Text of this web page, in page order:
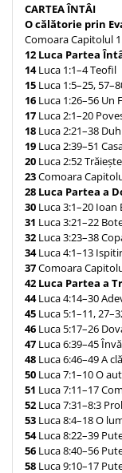
Diverse
Lupta Spirituala
Schimbarea
Slujire
Suferinta
Viata din belsug
Viata de zi cu zi
Despre afaceri
Dezvoltare
Leadership
Mediu
Sanatate / nutritie
CARTEA ÎNTÂI
O călătorie prin
Comoara Capitolul
12 Luca Partea
14 Luca 1:1–4 Teofil
15 Luca 1:5–25,
16 Luca 1:26–56
17 Luca 2:1–20
18 Luca 2:21–38
19 Luca 2:39–51
20 Luca 2:52
23Comoara
28 Luca Partea a
30 Luca 3:1–20
31 Luca 3:21–22
32 Luca 3:23–38
34 Luca 4:1–13
37Comoara
42 Luca Partea a
44Luca 4:14–30
45 Luca 5:1–11,
46 Luca 5:17–26
47 Luca 6:39–45
48 Luca 6:46–49 A
50 Luca 7:1–10 O
51 Luca 7:11–17
52 Luca 7:31–8:3
53 Luca 8:4–18 O
54Luca 8:22–39
56 Luca 8:40–56
58 Luca 9:10–17